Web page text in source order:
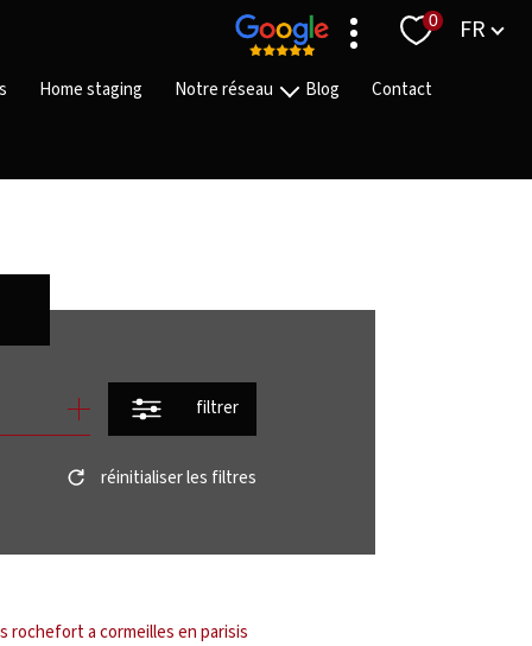
0 Langue
FR
Home staging Notre réseau
Nos équipes
Blog Contact
filtrer
réinitialiser les filtres
rochefort a cormeilles en parisis